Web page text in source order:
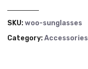
SKU:woo-sunglasses
Category:Accessories